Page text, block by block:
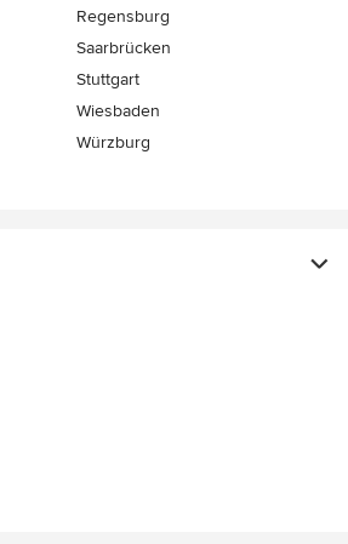
Regensburg
Saarbrücken
Stuttgart
Wiesbaden
Würzburg